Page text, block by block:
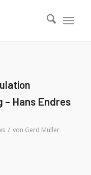
– Hans Endres
/ von Gerd Müller